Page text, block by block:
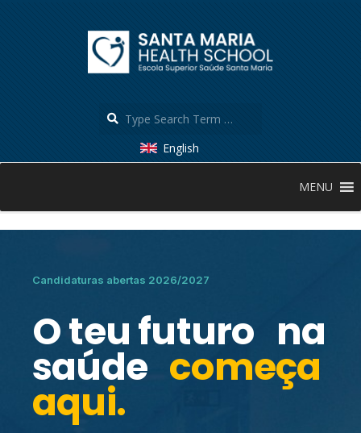
English
MENU
Candidaturas abertas 2026/2027
O teu futuro na
saúde começa
aqui.